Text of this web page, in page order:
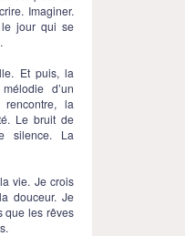
Imaginer.
le jour qui se
Et puis, la
d’un
la
Le bruit de
silence. La
vie. Je crois
douceur. Je
que les rêves